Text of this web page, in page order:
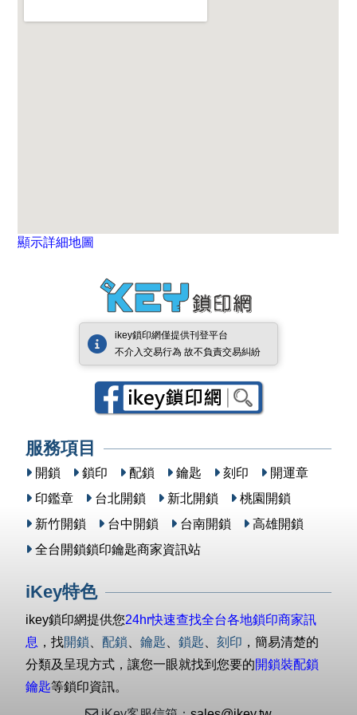
顯示詳細地圖
ikey鎖印網僅提供刊登平台
不介入交易行為 故不負責交易糾紛
服務項目
開鎖 鎖印 配鎖 鑰匙 刻印
開運章
印鑑章
台北開鎖 新北開鎖
桃園開鎖
新竹開鎖
台中開鎖 台南開鎖
高雄開鎖
全台開鎖鎖印鑰匙商家資訊站
iKey特色
ikey鎖印網提供您24hr快速查找全台各地鎖印商家訊
息 ，找開鎖、 配鎖、鑰匙、鎖匙、刻印 ，簡易清楚的
分類及呈現方式，讓您一眼就找到您要的開鎖裝配鎖
鑰匙等鎖印資訊。